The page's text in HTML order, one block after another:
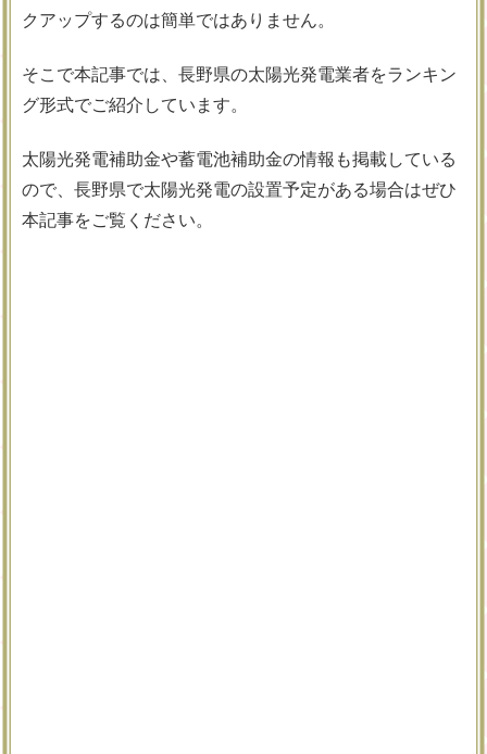
クアップするのは簡単ではありません。
そこで本記事では、長野県の太陽光発電業者をランキン
グ形式でご紹介しています。
太陽光発電補助金や蓄電池補助金の情報も掲載している
ので、長野県で太陽光発電の設置予定がある場合はぜひ
本記事をご覧ください。